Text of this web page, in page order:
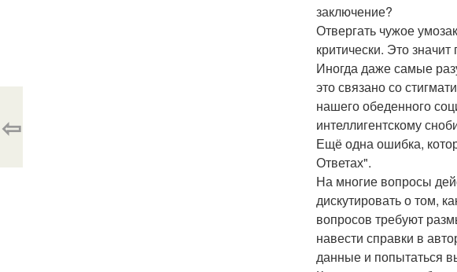
заключение?
Отвергать чужое
критически. Это значит
Иногда даже самые
это связано со
нашего обеденного
интеллигентскому
Ещё одна ошибка,
Ответах".
На многие вопросы
дискутировать о том,
вопросов требуют
навести справки в
данные и попытаться
⇦